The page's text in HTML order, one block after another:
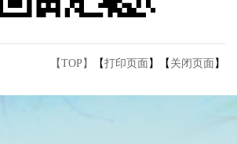
【TOP】 【打印页面 】【 关闭页面 】